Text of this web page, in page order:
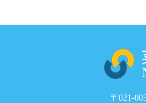
〒021-